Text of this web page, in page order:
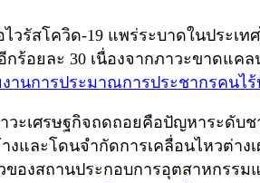
อไวรัสโควิด-19 แพร่ระบาดในปร
กร้อยละ 30 เนื่องจากภาวะขาดแ
งานการประมาณการประชากรคนไ
วะเศรษฐกิจถดถอยคือปัญหาระดั
างและโดนจำกัดการเคลื่อนไหวต่
องสถานประกอบการอุตสาหกรร